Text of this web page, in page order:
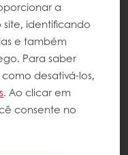
a
identificando
e também
Para saber
desativá-los,
. Ao clicar em
consente no